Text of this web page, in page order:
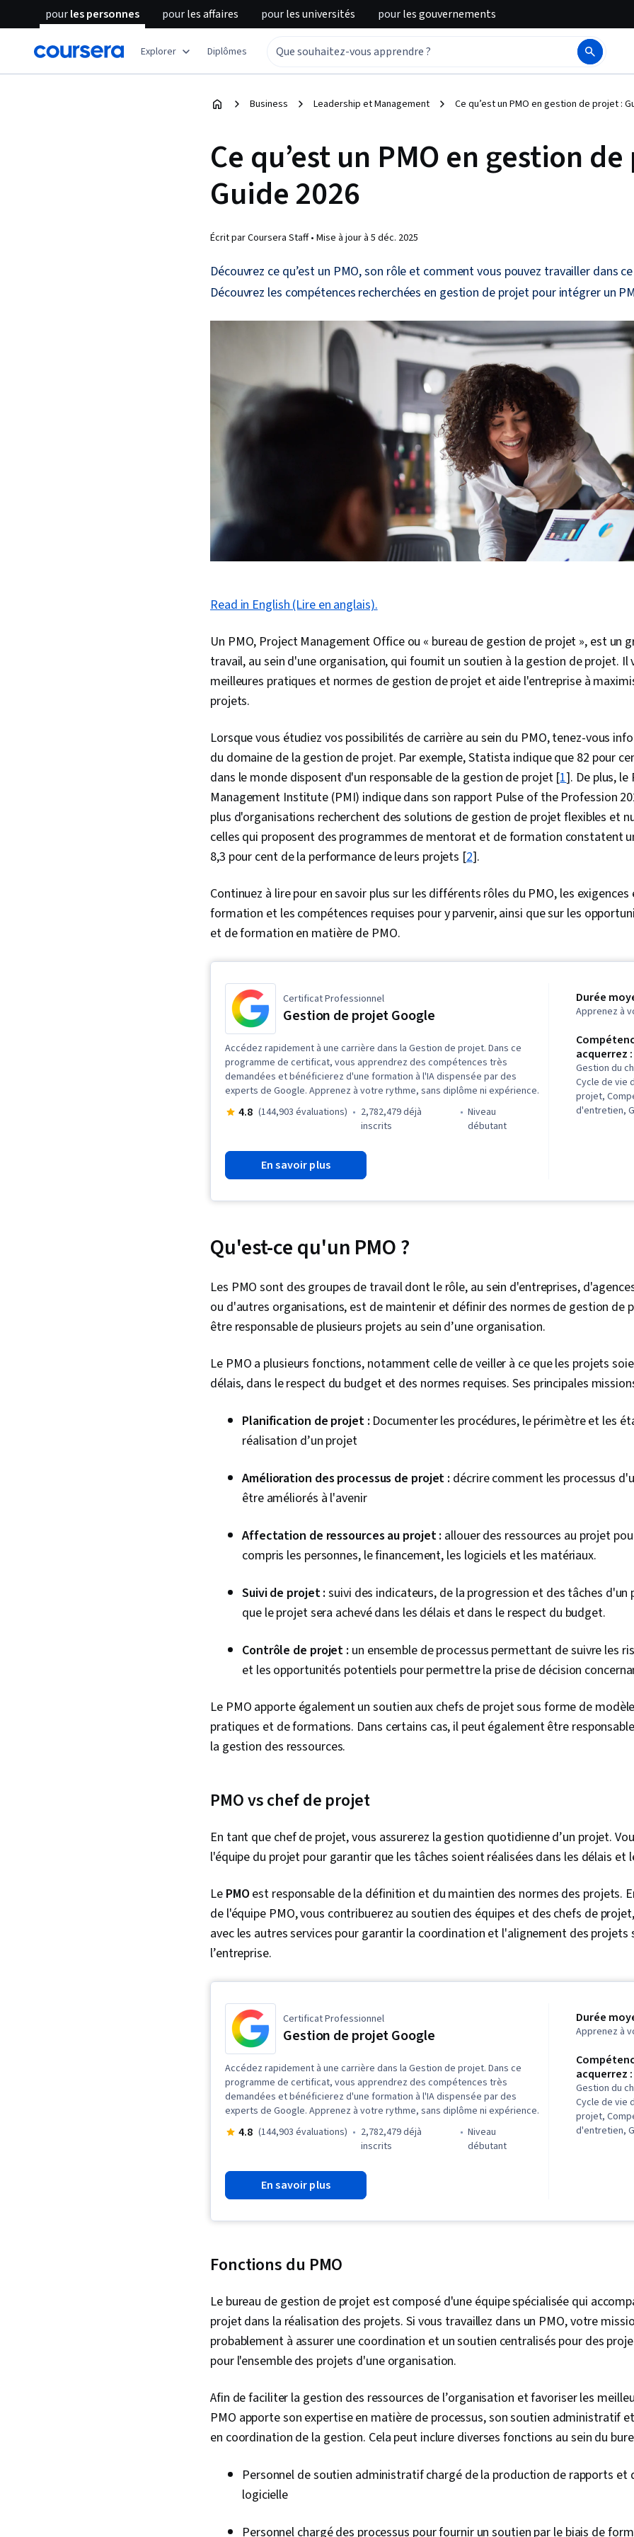
pourles personnes pourles affaires pourles universités pourles gouvernements
Explorer Diplômes
Business Leadership et Management Ce qu’est un PMO en gestion de projet :
Ce qu’est un PMO en gestion
Guide 2026
Écrit par Coursera Staff • Mise à jour à 5 déc. 2025
Découvrez ce qu’est un PMO, son rôle et comment vous pouvez travailler dans
Découvrez les compétences recherchées en gestion de projet pour intégrer un
Read in English (Lire en anglais).
Un PMO, Project Management Office ou « bureau de gestion de projet », est un
travail, au sein d'une organisation, qui fournit un soutien à la gestion de projet. Il
meilleures pratiques et normes de gestion de projet et aide l'entreprise à
projets.
Lorsque vous étudiez vos possibilités de carrière au sein du PMO, tenez-vous
du domaine de la gestion de projet. Par exemple, Statista indique que 82 pour
dans le monde disposent d'un responsable de la gestion de projet [1]. De plus,
Management Institute (PMI) indique dans son rapport Pulse of the Profession
plus d'organisations recherchent des solutions de gestion de projet flexibles et
celles qui proposent des programmes de mentorat et de formation constatent
8,3 pour cent de la performance de leurs projets [2].
Continuez à lire pour en savoir plus sur les différents rôles du PMO, les
formation et les compétences requises pour y parvenir, ainsi que sur les
et de formation en matière de PMO.
Certificat Professionnel
Gestion de projet Google
Accédez rapidement à une carrière dans la Gestion de projet. Dans ce
programme de certificat, vous apprendrez des compétences très
demandées et bénéficierez d'une formation à l'IA dispensée par des
experts de Google. Apprenez à votre rythme, sans diplôme ni expérience.
4.8 (144,903 évaluations)
2,782,479 déjà
inscrits
niveau
débutant
En savoir plus
Durée
Apprenez à
acquerrez :
Gestion du
Cycle de vie
projet,
d'entretien,
logiciel
l'utilisateur,
produits,
intelligents,
prenantes,
prenantes,
Gestion des
projet,
liés aux
des
prenantes,
Cadres de
rapide,
générative,
risques,
budget,
Calendriers
gestion des
Qu'est-ce qu'un PMO ?
Les PMO sont des groupes de travail dont le rôle, au sein d'entreprises,
ou d'autres organisations, est de maintenir et définir des normes de gestion de
être responsable de plusieurs projets au sein d’une organisation.
Le PMO a plusieurs fonctions, notamment celle de veiller à ce que les projets
délais, dans le respect du budget et des normes requises. Ses principales
Planification de projet : Documenter les procédures, le périmètre et les
réalisation d’un projet
Amélioration des processus de projet : décrire comment les processus
être améliorés à l'avenir
Affectation de ressources au projet : allouer des ressources au projet
compris les personnes, le financement, les logiciels et les matériaux.
Suivi de projet : suivi des indicateurs, de la progression et des tâches
que le projet sera achevé dans les délais et dans le respect du budget.
Contrôle de projet : un ensemble de processus permettant de suivre les
et les opportunités potentiels pour permettre la prise de décision
Le PMO apporte également un soutien aux chefs de projet sous forme de
pratiques et de formations. Dans certains cas, il peut également être
la gestion des ressources.
PMO vs chef de projet
En tant que chef de projet, vous assurerez la gestion quotidienne d’un projet.
l'équipe du projet pour garantir que les tâches soient réalisées dans les délais
Le PMO est responsable de la définition et du maintien des normes des projets.
de l'équipe PMO, vous contribuerez au soutien des équipes et des chefs de
avec les autres services pour garantir la coordination et l'alignement des projets
l’entreprise.
Certificat Professionnel
Gestion de projet Google
Accédez rapidement à une carrière dans la Gestion de projet. Dans ce
programme de certificat, vous apprendrez des compétences très
demandées et bénéficierez d'une formation à l'IA dispensée par des
experts de Google. Apprenez à votre rythme, sans diplôme ni expérience.
4.8 (144,903 évaluations)
2,782,479 déjà
inscrits
niveau
débutant
En savoir plus
Durée
Apprenez à
acquerrez :
Gestion du
Cycle de vie
projet,
d'entretien,
logiciel
l'utilisateur,
produits,
produits,
relatives
Facilitation
Fonctions du PMO
Le bureau de gestion de projet est composé d'une équipe spécialisée qui
projet dans la réalisation des projets. Si vous travaillez dans un PMO, votre
probablement à assurer une coordination et un soutien centralisés pour des
pour l'ensemble des projets d'une organisation.
Afin de faciliter la gestion des ressources de l’organisation et favoriser les
PMO apporte son expertise en matière de processus, son soutien administratif
en coordination de la gestion. Cela peut inclure diverses fonctions au sein du
Personnel de soutien administratif chargé de la production de rapports et
logicielle
Personnel chargé des processus pour fournir un soutien par le biais de